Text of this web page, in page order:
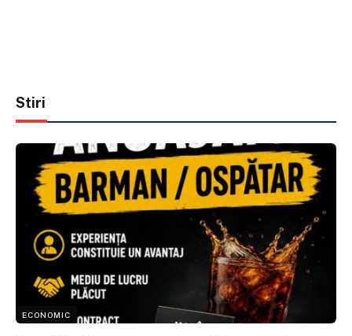
Stiri
ECONOMIC